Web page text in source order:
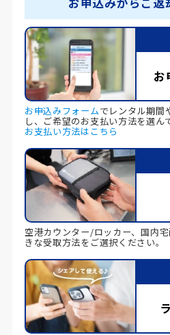
お
お申込みフォームでレンタル期間
し、ご希望のお支払い方法を選ん
お支払い方法はこちら
空港カウンター/ロッカー、国内
きな受取方法をご選択ください。